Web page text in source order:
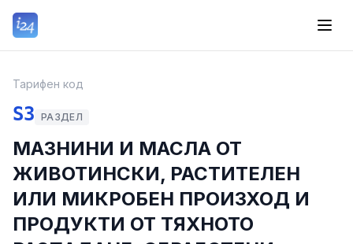
Тарифен код
S3 РАЗДЕЛ
МАЗНИНИ И МАСЛА ОТ
ЖИВОТИНСКИ, РАСТИТЕЛЕН
ИЛИ МИКРОБЕН ПРОИЗХОД И
ПРОДУКТИ ОТ ТЯХНОТО